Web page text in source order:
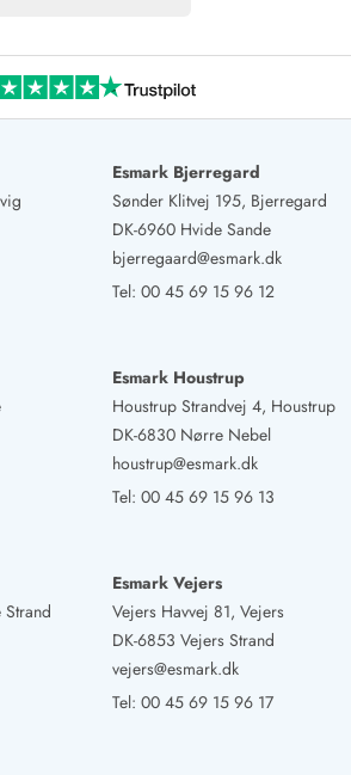
Esmark Bjerregard
Sønder Klitvej 195, Bjerregard
DK-6960 Hvide Sande
bjerregaard@esmark.dk
Tel: 00 45 69 15 96 12
Esmark Houstrup
Houstrup Strandvej 4, Houstrup
DK-6830 Nørre Nebel
houstrup@esmark.dk
Tel: 00 45 69 15 96 13
Esmark Vejers
Vejers Havvej 81, Vejers
DK-6853 Vejers Strand
vejers@esmark.dk
Tel: 00 45 69 15 96 17